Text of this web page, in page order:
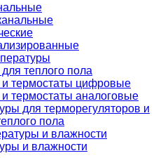
теплого пола
термостаты цифровые
термостаты аналоговые
для терморегуляторов и
пола
и влажности
и влажности